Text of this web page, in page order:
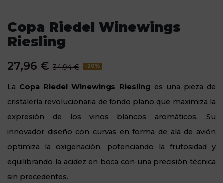
Copa Riedel Winewings
Riesling
27,96 € 34,94 € -20%
La Copa Riedel Winewings Riesling es una pieza de
cristalería revolucionaria de fondo plano que maximiza la
expresión de los vinos blancos aromáticos. Su
innovador diseño con curvas en forma de ala de avión
optimiza la oxigenación, potenciando la frutosidad y
equilibrando la acidez en boca con una precisión técnica
sin precedentes.